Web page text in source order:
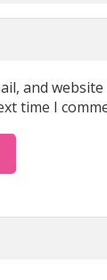
and
time I